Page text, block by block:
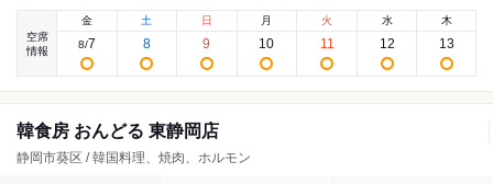
空席
情報
金
8/7
土
8
日
9
月
10
火
11
水
12
木
13
韓食房 おんどる 東静岡店
静岡市葵区 / 韓国料理、焼肉、ホルモン